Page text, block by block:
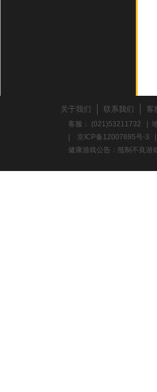
关于我们 联系我们 客
客服： (021)53211732 |
京ICP备12007695号-3
健康游戏公告：抵制不良游